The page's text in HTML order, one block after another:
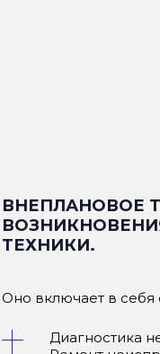
ВНЕПЛАНОВОЕ
ТЕХНИКИ.
Оно включает в
Диагностика